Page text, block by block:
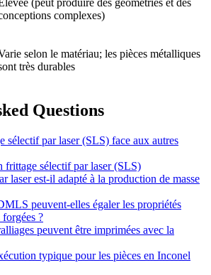
(peut produire des géométries et des
complexes)
selon le matériau; les pièces métalliques
très durables
Questions
sélectif par laser (SLS) face aux autres
frittage sélectif par laser (SLS)
laser est-il adapté à la production de masse
peuvent-elles égaler les propriétés
forgées ?
peuvent être imprimées avec la
typique pour les pièces en Inconel